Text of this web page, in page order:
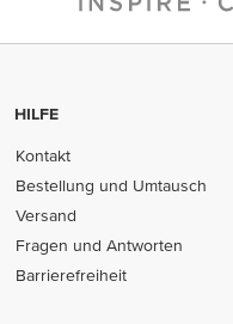
HILFE
Kontakt
Bestellung und Umtausch
Versand
Fragen und Antworten
Barrierefreiheit